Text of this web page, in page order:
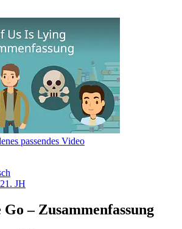
passendes Video
JH
– Zusammenfassung